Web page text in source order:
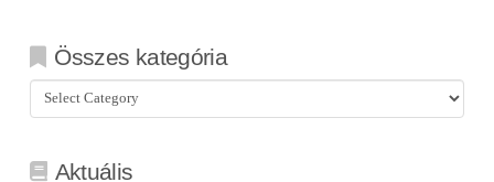
Összes kategória
Összes
kategória
Aktuális